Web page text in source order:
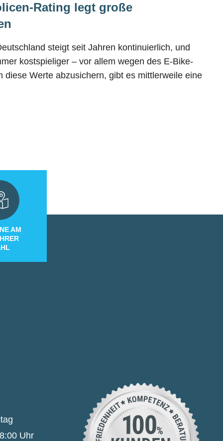
Rating legt große
steigt seit Jahren kontinuierlich, und
kostspieliger – vor allem wegen des E-Bike-
diese Werte abzusichern, gibt es mittlerweile eine
AM
Uhr